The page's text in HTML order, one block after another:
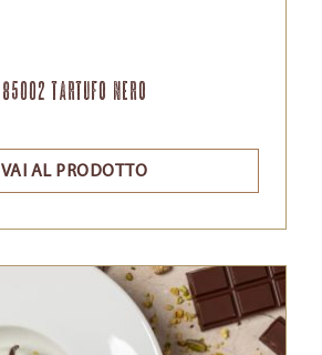
85002 tartufo nero
VAI AL PRODOTTO